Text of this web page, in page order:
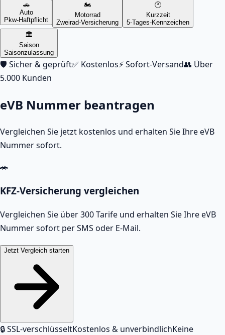
🚗
Auto
Pkw-Haftpflicht
🏍️
Motorrad
Zweirad-Versicherung
🕐
Kurzzeit
5-Tages-Kennzeichen
🏛️
Saison
Saisonzulassung
🛡️ Sicher & geprüft✅ Kostenlos⚡ Sofort-Versand👥 Über
5.000 Kunden
eVB Nummer beantragen
Vergleichen Sie jetzt kostenlos und erhalten Sie Ihre eVB
Nummer sofort.
🚗
KFZ-Versicherung vergleichen
Vergleichen Sie über 300 Tarife und erhalten Sie Ihre eVB
Nummer sofort per SMS oder E-Mail.
Jetzt Vergleich starten
🔒 SSL-verschlüsseltKostenlos & unverbindlichKeine